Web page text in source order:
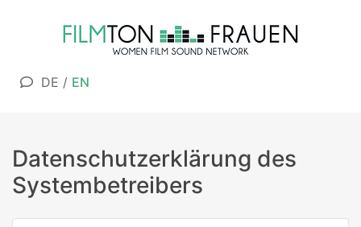
DE / EN
Datenschutzerklärung des
Systembetreibers